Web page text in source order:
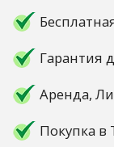
Гарантия
Аренда,
Покупка в